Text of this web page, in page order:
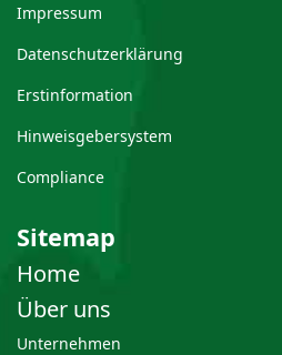
Impressum
Datenschutzerklärung
Erstinformation
Hinweisgebersystem
Compliance
Sitemap
Home
Über uns
Unternehmen